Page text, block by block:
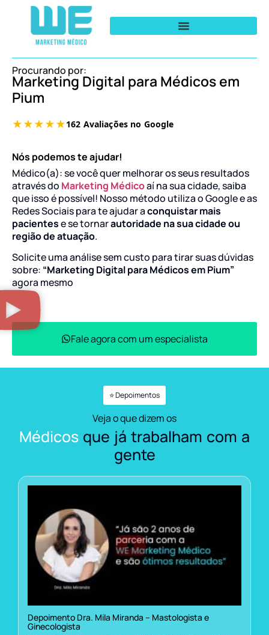
Procurando por:
Marketing Digital para Médicos em
Pium
Nós podemos te ajudar!
Médico(a): se você quer melhorar os seus resultados
através do Marketing Médicoaí na sua cidade, saiba
que isso é possível! Nosso método utiliza o Google e as
Redes Sociais para te ajudar aconquistar mais
pacientese se tornarautoridade na sua cidade ou
região de atuação.
Solicite uma análise sem custo para tirar suas dúvidas
sobre: “Marketing Digital para Médicos em Pium”
agora mesmo
Fale agora com um especialista
⭐ Depoimentos
Veja o que dizem os
Médicos que já trabalham com a
gente
Depoimento Dra. Mila Miranda – Mastologista e
Ginecologista